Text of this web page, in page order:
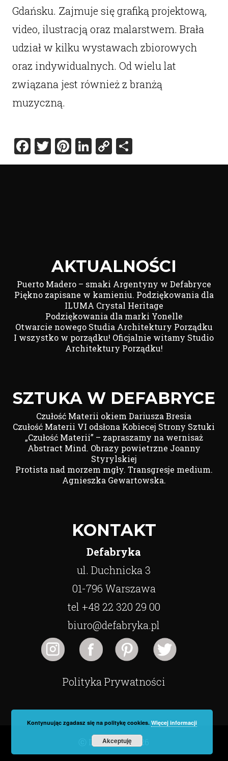
Gdańsku. Zajmuje się grafiką projektową,
video, ilustracją oraz malarstwem. Brała
udział w kilku wystawach zbiorowych
oraz indywidualnych. Od wielu lat
związana jest również z branżą
muzyczną.
Facebook
Twitter
Pinterest
LinkedIn
Copy
Link
Share
AKTUALNOŚCI
Puerto Madero – smaki Argentyny w Defabryce
Piękno zapisane w kamieniu. Podziękowania dla
ILUMA Crystal Heritage
Podziękowania dla marki Yonelle
Otwarcie nowego Studia Architektury Porządku
I wszystko w porządku! Oficjalnie witamy Studio
Architektury Porządku!
SZTUKA W DEFABRYCE
Czułość Materii okiem Dariusza Bresia
Czułość Materii VI odsłona Kobiecej Strony Sztuki
„Czułość Materii” – zapraszamy na wernisaż
Abstract Mind. Obrazy powietrzne Joanny
Styrylskiej
Protista nad morzem mgły. Transgresje medium.
Agnieszka Gewartowska.
KONTAKT
Defabryka
ul. Duchnicka 3
01-796 Warszawa
tel +48 22 320 29 00
biuro@defabryka.pl
Polityka Prywatności
ⓒ Defabryka 2026
Kontynuując zgadasz się na politykę cookies.Więcej informacji
Akceptuję